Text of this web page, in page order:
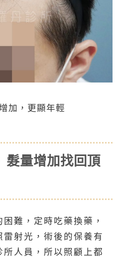
加，更顯年輕
量增加找回頂
難，定時吃藥換藥，
射光，術後的保養有
人員，所以照顧上都